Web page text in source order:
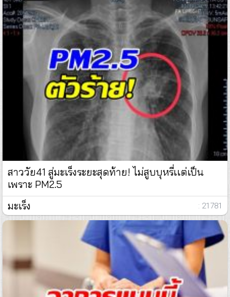
สาววัย41 สู่มะเร็งระยะสุดท้าย! ไม่สูบบุหรี่เเต่เป็น
เพราะ PM2.5
มะเร็ง
: 21781